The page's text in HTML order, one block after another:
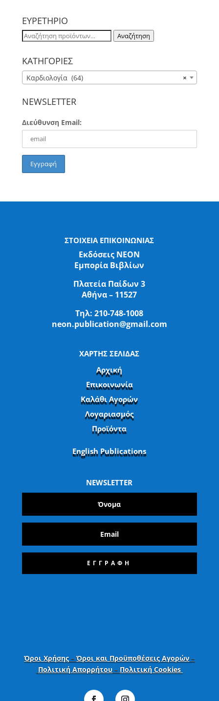
ΕΥΡΕΤΗΡΙΟ
Αναζήτηση
Αναζήτηση
ΚΑΤΗΓΟΡΙΕΣ
×
Καρδιολογία (64)
NEWSLETTER
Διεύθυνση Email:
ΣΤΟΙΧΕΙΑ ΕΠΙΚΟΙΝΩΝΙΑΣ
Εκδόσεις ΝΕΟΝ
Εμπορία Βιβλίων
Πλατεία Παίδων 3
Αθήνα – 11527
Τηλ:210-748-1008
neon.publication@gmail.com
ΧΑΡΤΗΣ ΣΕΛΙΔΑΣ
Αρχική
Επικοινωνία
Καλάθι Αγορών
Λογαριασμός
Προϊόντα
English Publications
NEWSLETTER
ΕΓΓΡΑΦΗ
Όροι Χρήσης –Όροι και Προϋποθέσεις Αγορών–
Πολιτική Απορρήτου– Πολιτική Cookies